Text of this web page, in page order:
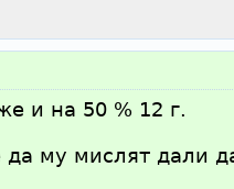
и на 50 % 12 г.
да му мислят дали